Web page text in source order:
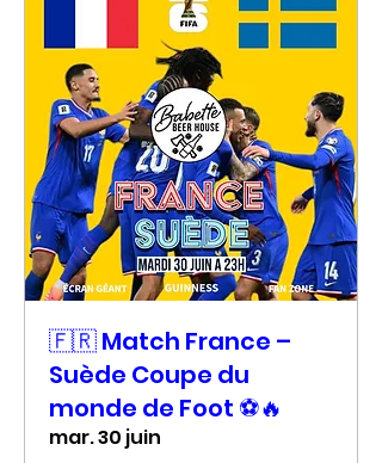
🇫🇷 Match France –
Suède Coupe du
monde de Foot ⚽🔥
mar. 30 juin